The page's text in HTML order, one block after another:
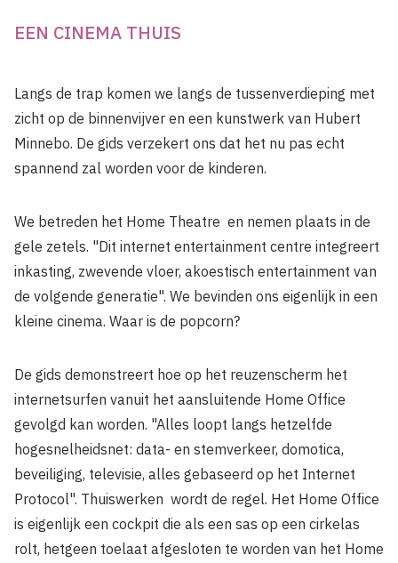
EEN CINEMA THUIS
Langs de trap komen we langs de tussenverdieping met
zicht op de binnenvijver en een kunstwerk van Hubert
Minnebo. De gids verzekert ons dat het nu pas echt
spannend zal worden voor de kinderen.
We betreden het Home Theatre en nemen plaats in de
gele zetels. "Dit internet entertainment centre integreert
inkasting, zwevende vloer, akoestisch entertainment van
de volgende generatie". We bevinden ons eigenlijk in een
kleine cinema. Waar is de popcorn?
De gids demonstreert hoe op het reuzenscherm het
internetsurfen vanuit het aansluitende Home Office
gevolgd kan worden. "Alles loopt langs hetzelfde
hogesnelheidsnet: data- en stemverkeer, domotica,
beveiliging, televisie, alles gebaseerd op het Internet
Protocol". Thuiswerken wordt de regel. Het Home Office
is eigenlijk een cockpit die als een sas op een cirkelas
rolt, hetgeen toelaat afgesloten te worden van het Home